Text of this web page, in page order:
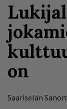
on
Saariselän